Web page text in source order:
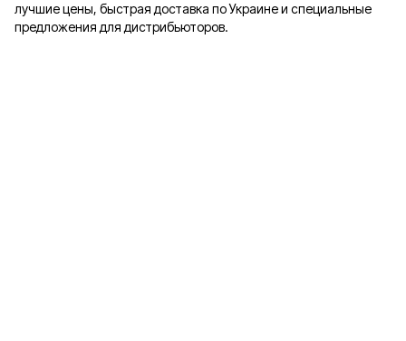
лучшие цены, быстрая доставка по Украине и специальные
предложения для дистрибьюторов.